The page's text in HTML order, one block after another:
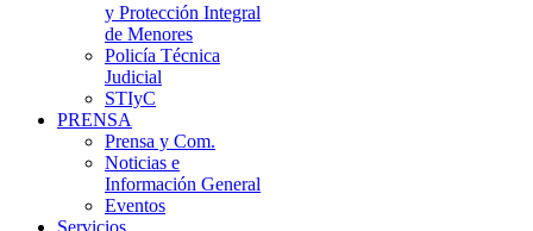
y Protección Integral
de Menores
Policía Técnica
Judicial
STIyC
PRENSA
Prensa y Com.
Noticias e
Información General
Eventos
Servicios